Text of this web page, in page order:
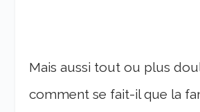
Mais aussi tout ou plus
comment se fait-il que la